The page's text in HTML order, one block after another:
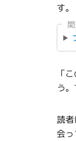
す。
「
う
読
会